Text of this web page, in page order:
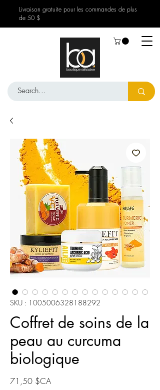
Livraison gratuite pour les commandes de plus
de 50 $
SKU : 1005006328188292
Coffret de soins de la
peau au curcuma
biologique
71,50 $CAPrix